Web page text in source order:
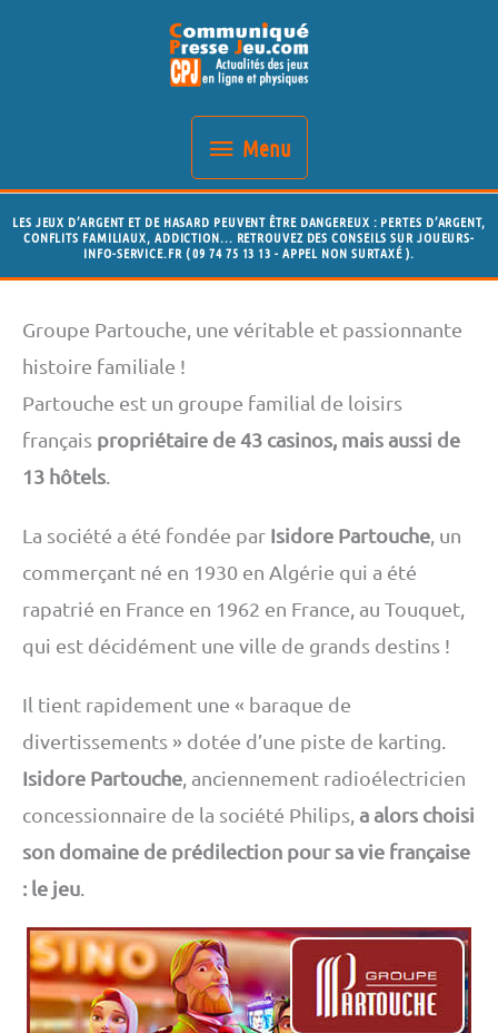
Menu
Menu
LES JEUX D’ARGENT ET DE HASARD PEUVENT ÊTRE DANGEREUX : PERTES D’ARGENT,
CONFLITS FAMILIAUX, ADDICTION... RETROUVEZ DES CONSEILS SUR JOUEURS-
INFO-SERVICE.FR ( 09 74 75 13 13 - APPEL NON SURTAXÉ ).
Groupe Partouche, une véritable et passionnante
histoire familiale !
Partouche est un groupe familial de loisirs
français propriétaire de 43 casinos, mais aussi de
13 hôtels
La société a été fondée par Isidore Partouche , un
commerçant né en 1930 en Algérie qui a été
rapatrié en France en 1962 en France, au Touquet,
qui est décidément une ville de grands destins !
Il tient rapidement une « baraque de
divertissements » dotée d’une piste de karting.
Isidore Partouche , anciennement radioélectricien
concessionnaire de la société Philips, a alors choisi
son domaine de prédilection pour sa vie française
: le jeu